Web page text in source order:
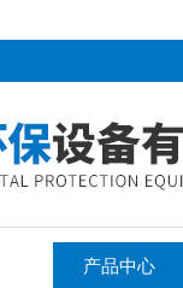
产品中心